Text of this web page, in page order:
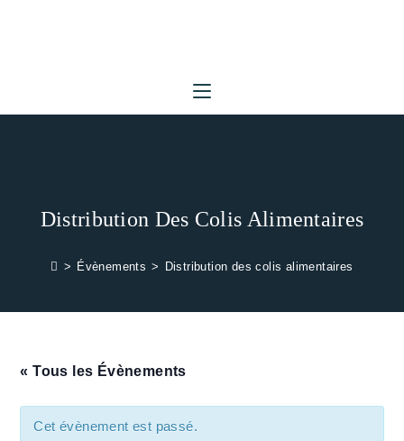
Distribution Des Colis Alimentaires
> Évènements > Distribution des colis alimentaires
« Tous les Évènements
Cet évènement est passé.